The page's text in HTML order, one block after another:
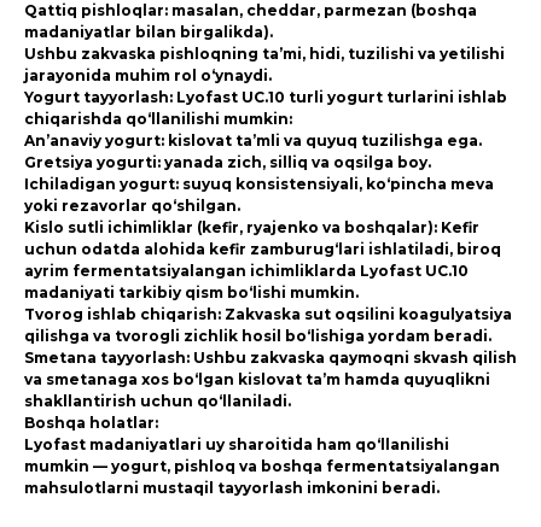
Qattiq pishloqlar: masalan, cheddar, parmezan (boshqa
madaniyatlar bilan birgalikda).
Ushbu zakvaska pishloqning ta’mi, hidi, tuzilishi va yetilishi
jarayonida muhim rol o‘ynaydi.
Yogurt tayyorlash: Lyofast UC.10 turli yogurt turlarini ishlab
chiqarishda qo‘llanilishi mumkin:
An’anaviy yogurt: kislovat ta’mli va quyuq tuzilishga ega.
Gretsiya yogurti: yanada zich, silliq va oqsilga boy.
Ichiladigan yogurt: suyuq konsistensiyali, ko‘pincha meva
yoki rezavorlar qo‘shilgan.
Kislo sutli ichimliklar (kefir, ryajenko va boshqalar): Kefir
uchun odatda alohida kefir zamburug‘lari ishlatiladi, biroq
ayrim fermentatsiyalangan ichimliklarda Lyofast UC.10
madaniyati tarkibiy qism bo‘lishi mumkin.
Tvorog ishlab chiqarish: Zakvaska sut oqsilini koagulyatsiya
qilishga va tvorogli zichlik hosil bo‘lishiga yordam beradi.
Smetana tayyorlash: Ushbu zakvaska qaymoqni skvash qilish
va smetanaga xos bo‘lgan kislovat ta’m hamda quyuqlikni
shakllantirish uchun qo‘llaniladi.
Boshqa holatlar:
Lyofast madaniyatlari uy sharoitida ham qo‘llanilishi
mumkin — yogurt, pishloq va boshqa fermentatsiyalangan
mahsulotlarni mustaqil tayyorlash imkonini beradi.